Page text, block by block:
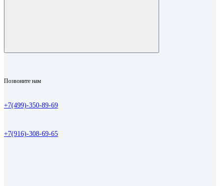
Позвоните нам
+7(499)-350-89-69
+7(916)-308-69-65